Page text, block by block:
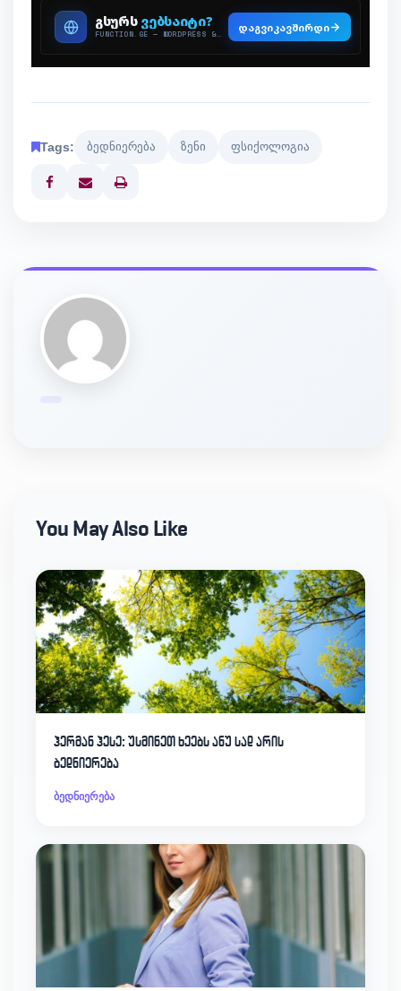
Tags: ბედნიერება ზენი ფსიქოლოგია
Print
You May Also Like
ჰერმან ჰესე: უსმინეთ ხეებს ანუ სად არის
ბედნიერება
ბედნიერება